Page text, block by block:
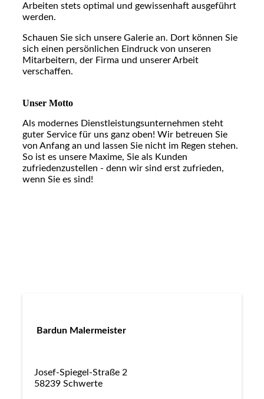
Arbeiten stets optimal und gewissenhaft ausgeführt
werden.
Schauen Sie sich unsere Galerie an. Dort können Sie
sich einen persönlichen Eindruck von unseren
Mitarbeitern, der Firma und unserer Arbeit
verschaffen.
Unser Motto
Als modernes Dienstleistungsunternehmen steht
guter Service für uns ganz oben! Wir betreuen Sie
von Anfang an und lassen Sie nicht im Regen stehen.
So ist es unsere Maxime, Sie als Kunden
zufriedenzustellen - denn wir sind erst zufrieden,
wenn Sie es sind!
Bardun Malermeister
Josef-Spiegel-Straße 2
58239 Schwerte